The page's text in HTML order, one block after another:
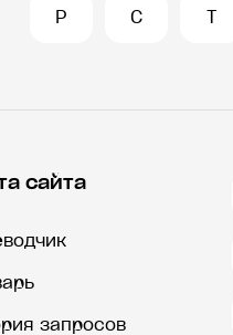
Р С Т
сайта
запросов